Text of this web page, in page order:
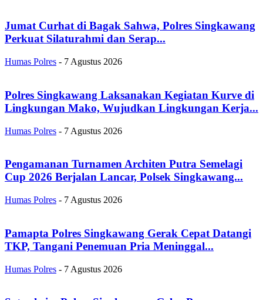
Jumat Curhat di Bagak Sahwa, Polres Singkawang
Perkuat Silaturahmi dan Serap...
Humas Polres - 7 Agustus 2026
Polres Singkawang Laksanakan Kegiatan Kurve di
Lingkungan Mako, Wujudkan Lingkungan Kerja...
Humas Polres - 7 Agustus 2026
Pengamanan Turnamen Architen Putra Semelagi
Cup 2026 Berjalan Lancar, Polsek Singkawang...
Humas Polres - 7 Agustus 2026
Pamapta Polres Singkawang Gerak Cepat Datangi
TKP, Tangani Penemuan Pria Meninggal...
Humas Polres - 7 Agustus 2026